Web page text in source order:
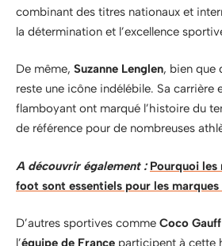
combinant des titres nationaux et
la détermination et l’excellence
De même, Suzanne Lenglen, bien que
reste une icône indélébile. Sa carrière
flamboyant ont marqué l’histoire du
de référence pour de nombreuses
A découvrir également : Pourquoi
foot sont essentiels pour les
D’autres sportives comme Coco Gauff
l’équipe de France participent à cette